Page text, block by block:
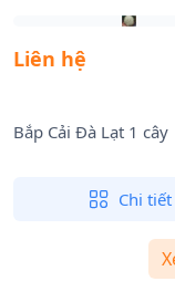
Liên hệ
Bắp Cải Đà Lạt 1 cây
Chi tiết